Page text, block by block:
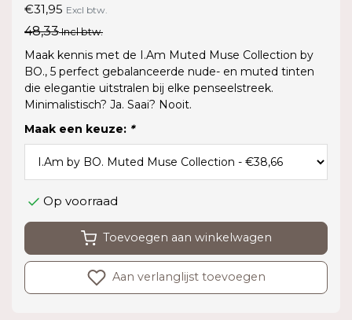
€31,95 Excl btw.
48,33Incl btw.
Maak kennis met de I.Am Muted Muse Collection by
BO., 5 perfect gebalanceerde nude- en muted tinten
die elegantie uitstralen bij elke penseelstreek.
Minimalistisch? Ja. Saai? Nooit.
Maak een keuze: *
Op voorraad
Toevoegen aan winkelwagen
Aan verlanglijst toevoegen